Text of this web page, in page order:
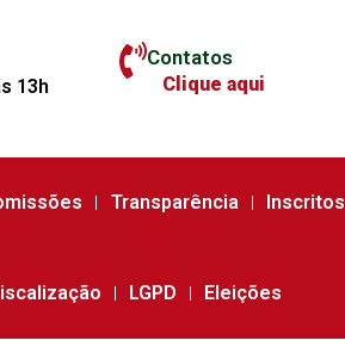
13h
Contatos
Clique aqui
Transparência Inscritos
LGPD Eleições